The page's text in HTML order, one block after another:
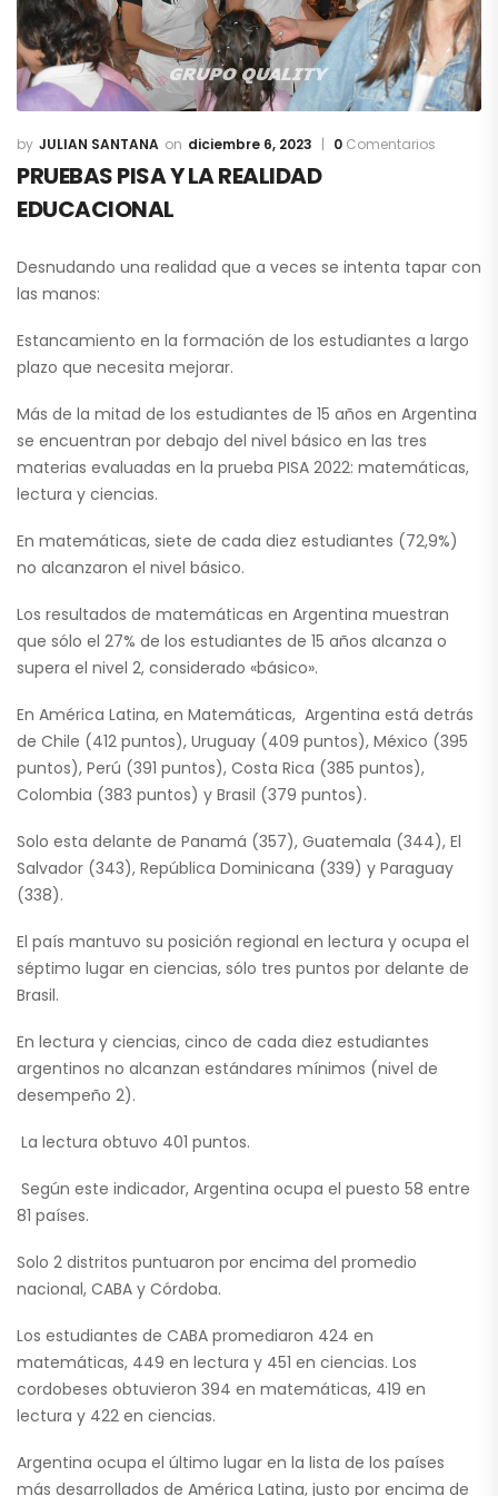
JULIAN SANTANA diciembre 6, 2023 0 Comentarios
PRUEBAS PISA Y LA REALIDAD
EDUCACIONAL
Desnudando una realidad que a veces se intenta tapar con
las manos:
Estancamiento en la formación de los estudiantes a largo
plazo que necesita mejorar.
Más de la mitad de los estudiantes de 15 años en Argentina
se encuentran por debajo del nivel básico en las tres
materias evaluadas en la prueba PISA 2022: matemáticas,
lectura y ciencias.
En matemáticas, siete de cada diez estudiantes (72,9%)
no alcanzaron el nivel básico.
Los resultados de matemáticas en Argentina muestran
que sólo el 27% de los estudiantes de 15 años alcanza o
supera el nivel 2, considerado «básico».
En América Latina, en Matemáticas, Argentina está detrás
de Chile (412 puntos), Uruguay (409 puntos), México (395
puntos), Perú (391 puntos), Costa Rica (385 puntos),
Colombia (383 puntos) y Brasil (379 puntos).
Solo esta delante de Panamá (357), Guatemala (344), El
Salvador (343), República Dominicana (339) y Paraguay
(338).
El país mantuvo su posición regional en lectura y ocupa el
séptimo lugar en ciencias, sólo tres puntos por delante de
Brasil.
En lectura y ciencias, cinco de cada diez estudiantes
argentinos no alcanzan estándares mínimos (nivel de
desempeño 2).
La lectura obtuvo 401 puntos.
Según este indicador, Argentina ocupa el puesto 58 entre
81 países.
Solo 2 distritos puntuaron por encima del promedio
nacional, CABA y Córdoba.
Los estudiantes de CABA promediaron 424 en
matemáticas, 449 en lectura y 451 en ciencias. Los
cordobeses obtuvieron 394 en matemáticas, 419 en
lectura y 422 en ciencias.
Argentina ocupa el último lugar en la lista de los países
más desarrollados de América Latina, justo por encima de